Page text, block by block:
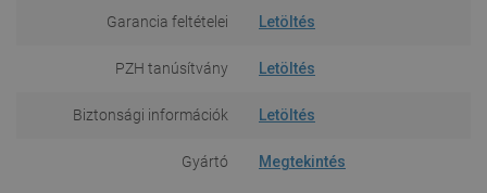
Garancia feltételei Letöltés
PZH tanúsítvány Letöltés
Biztonsági információk Letöltés
Gyártó Megtekintés